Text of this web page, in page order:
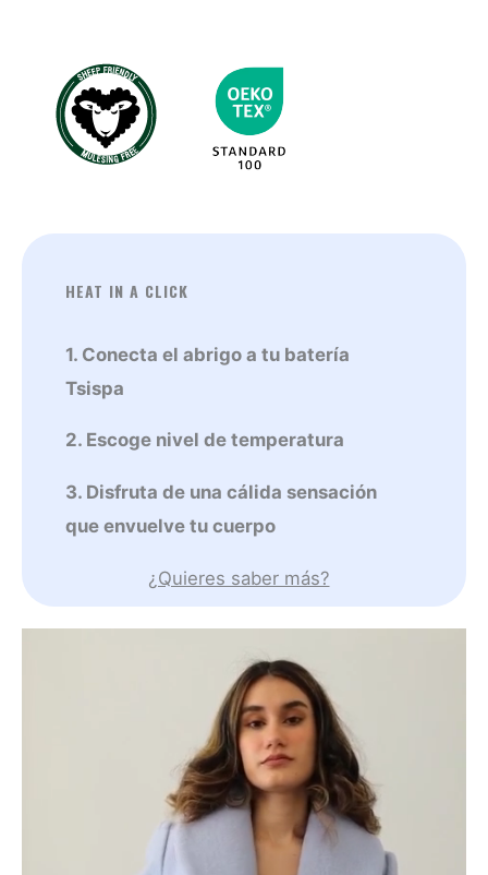
HEAT IN A CLICK
1. Conecta el abrigo a tu batería
Tsispa
2. Escoge nivel de temperatura
3. Disfruta de una cálida sensación
que envuelve tu cuerpo
¿Quieres saber más?